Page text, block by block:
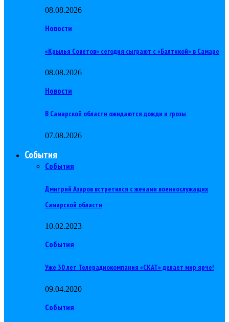
08.08.2026
Новости
«Крылья Советов» сегодня сыграют с «Балтикой» в Самаре
08.08.2026
Новости
В Самарской области ожидаются дожди и грозы
07.08.2026
События
События
Дмитрий Азаров встретился с женами военнослужащих
Самарской области
10.02.2023
События
Уже 30 лет Телерадиокомпания «СКАТ» делает мир ярче!
09.04.2020
События